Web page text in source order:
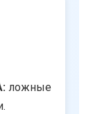
ложные